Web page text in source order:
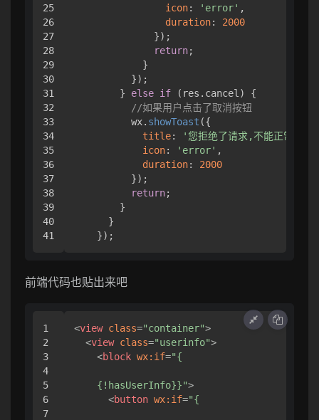
25
26
27
28
29
30
31
32
33
34
35
36
37
38
39
40
icon: 'error' ,
duration: 2000
              });
return;
            }
          });
        }
else if (res. cancel ) {
//如果用户点击了取消按钮
          wx.
showToast ({
title:
'您拒绝了请求,不能正常使用
icon: 'error' ,
duration: 2000
          });
return;
        }
      }
    });
前端代码也贴出来吧
1
2
3
4
5
6
7
<view class="container">
<view class="userinfo">
<block wx:if="{
    {!hasUserInfo}}"
>
<button wx:if="{